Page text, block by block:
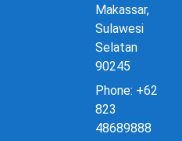
Makassar,
Sulawesi
Selatan
90245
Phone: +62
823
48689888